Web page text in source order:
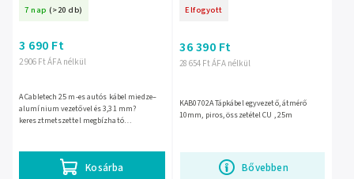
7 nap (>20 db)
2 906 Ft ÁFA nélkül
3 690 Ft
Kosárba
A Cabletech 25 m-es autós kábel miedze–
alumínium vezetővel és 3,31 mm?
keresztmetszettel megbízható
Elfogyott
28 654 Ft ÁFA nélkül
36 390 Ft
Bővebben
KAB0702A Tápkábel egyvezető, átmérő
10mm, piros, összetétel CU , 25m